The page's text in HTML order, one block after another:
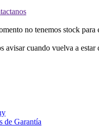
no tenemos stock para
avisar cuando vuelva a estar
de Garantía